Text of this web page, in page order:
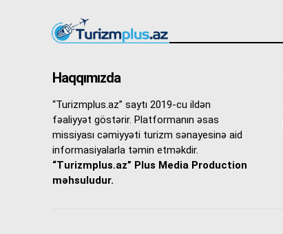
Haqqımızda
“Turizmplus.az” saytı 2019-cu ildən
fəaliyyət göstərir. Platformanın əsas
missiyası cəmiyyəti turizm sənayesinə aid
informasiyalarla təmin etməkdir.
“Turizmplus.az” Plus Media Production
məhsuludur.